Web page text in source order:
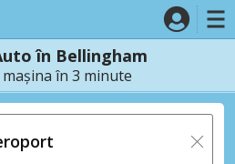
în Bellingham
în 3 minute